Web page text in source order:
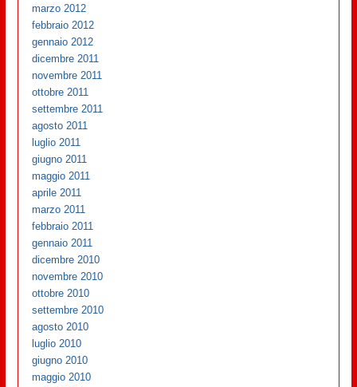
marzo 2012
febbraio 2012
gennaio 2012
dicembre 2011
novembre 2011
ottobre 2011
settembre 2011
agosto 2011
luglio 2011
giugno 2011
maggio 2011
aprile 2011
marzo 2011
febbraio 2011
gennaio 2011
dicembre 2010
novembre 2010
ottobre 2010
settembre 2010
agosto 2010
luglio 2010
giugno 2010
maggio 2010